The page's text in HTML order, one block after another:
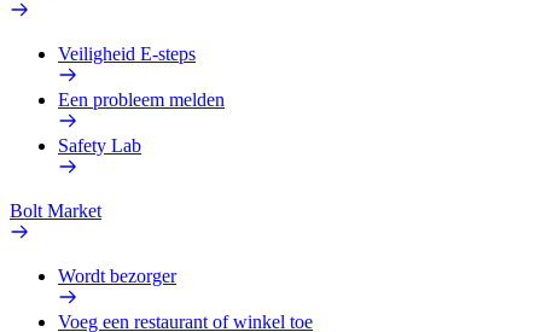
Veiligheid E-steps
Een probleem melden
Safety Lab
Bolt Market
Wordt bezorger
Voeg een restaurant of winkel toe